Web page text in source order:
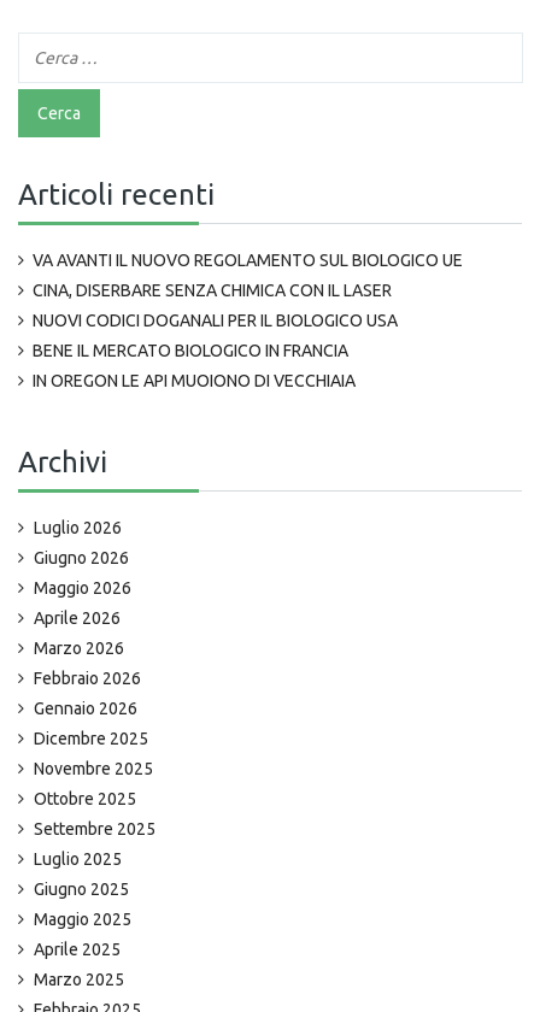
Articoli recenti
VA AVANTI IL NUOVO REGOLAMENTO SUL BIOLOGICO UE
CINA, DISERBARE SENZA CHIMICA CON IL LASER
NUOVI CODICI DOGANALI PER IL BIOLOGICO USA
BENE IL MERCATO BIOLOGICO IN FRANCIA
IN OREGON LE API MUOIONO DI VECCHIAIA
Archivi
Luglio 2026
Giugno 2026
Maggio 2026
Aprile 2026
Marzo 2026
Febbraio 2026
Gennaio 2026
Dicembre 2025
Novembre 2025
Ottobre 2025
Settembre 2025
Luglio 2025
Giugno 2025
Maggio 2025
Aprile 2025
Marzo 2025